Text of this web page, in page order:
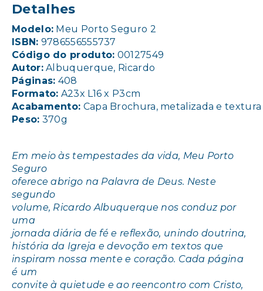
Detalhes
Modelo: Meu Porto Seguro 2
ISBN: 9786556555737
Código do produto: 00127549
Autor:Albuquerque, Ricardo
Páginas: 408
Formato: A23x L16 x P3cm
Acabamento: Capa Brochura, metalizada e textura
Peso: 370g
Em meio às tempestades da vida, Meu Porto
Seguro
oferece abrigo na Palavra de Deus. Neste
segundo
volume, Ricardo Albuquerque nos conduz por
uma
jornada diária de fé e reflexão, unindo doutrina,
história da Igreja e devoção em textos que
inspiram nossa mente e coração. Cada página
é um
convite à quietude e ao reencontro com Cristo,